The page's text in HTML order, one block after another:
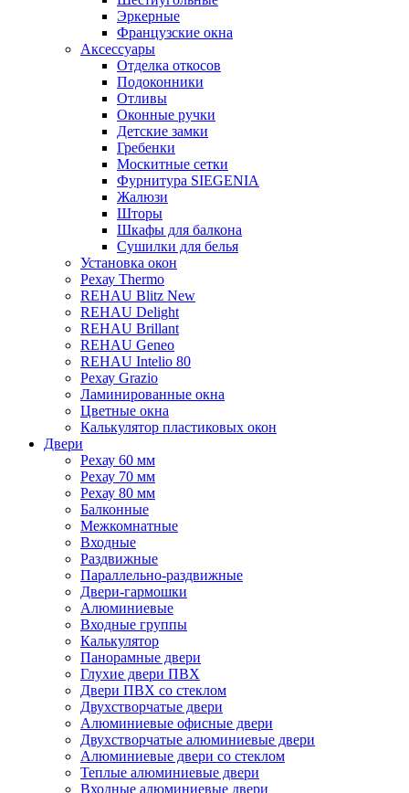
Эркерные
Французские окна
Аксессуары
Отделка откосов
Подоконники
Отливы
Оконные ручки
Детские замки
Гребенки
Москитные сетки
Фурнитура SIEGENIA
Жалюзи
Шторы
Шкафы для балкона
Сушилки для белья
Установка окон
Рехау Thermo
REHAU Blitz New
REHAU Delight
REHAU Brillant
REHAU Geneo
REHAU Intelio 80
Рехау Grazio
Ламинированные окна
Цветные окна
Калькулятор пластиковых окон
Двери
Рехау 60 мм
Рехау 70 мм
Рехау 80 мм
Балконные
Межкомнатные
Входные
Раздвижные
Параллельно-раздвижные
Двери-гармошки
Алюминиевые
Входные группы
Калькулятор
Панорамные двери
Глухие двери ПВХ
Двери ПВХ со стеклом
Двухстворчатые двери
Алюминиевые офисные двери
Двухстворчатые алюминиевые двери
Алюминиевые двери со стеклом
Теплые алюминиевые двери
Входные алюминиевые двери